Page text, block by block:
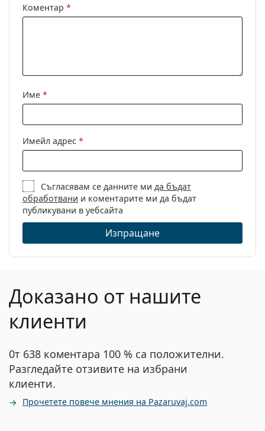
Коментар *
Име *
Имейл адрес *
Съгласявам се данните ми да бъдат
обработвани и коментарите ми да бъдат
публикувани в уебсайта
Изпращане
Доказано от нашите
клиенти
0т 638 коментара 100 % са положителни.
Разгледайте отзивите на избрани
клиенти.
Прочетете повече мнения на Pazaruvaj.com